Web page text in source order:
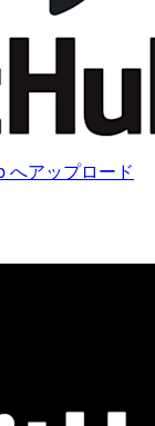
へアップロード